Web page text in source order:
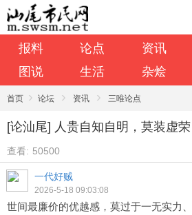
报料 论点 资讯
图说
生活 杂烩
首页 › 论坛 › 资讯 › 三唯论点
[论汕尾] 人贵自知自明，莫装虚
查看: 50500
一代好贼
2026-5-18 09:03:08
世间最廉价的优越感，莫过于一无实力